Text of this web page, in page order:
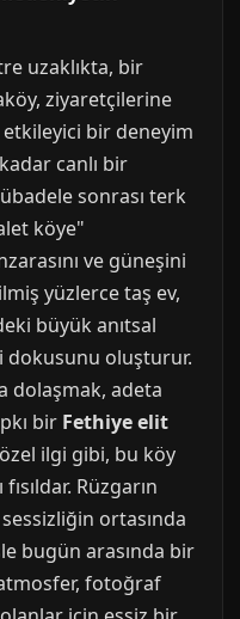
uzaklıkta, bir
ziyaretçilerine
bir deneyim
canlı bir
sonrası terk
köye"
ve güneşini
yüzlerce taş ev,
büyük anıtsal
dokusunu oluşturur.
dolaşmak, adeta
bir Fethiye elit
ilgi gibi, bu köy
Rüzgarın
ortasında
bugün arasında bir
fotoğraf